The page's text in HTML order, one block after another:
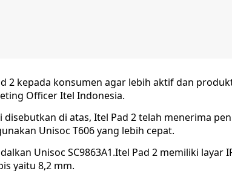
2 kepada konsumen agar lebih aktif dan
Officer Itel Indonesia.
disebutkan di atas, Itel Pad 2 telah menerima
Unisoc T606 yang lebih cepat.
Unisoc SC9863A1.Itel Pad 2 memiliki layar
yaitu 8,2 mm.